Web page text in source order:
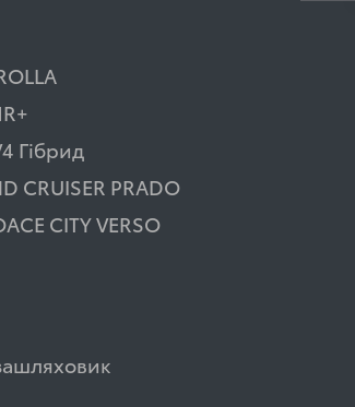
Гібрид
CRUISER PRADO
CITY VERSO